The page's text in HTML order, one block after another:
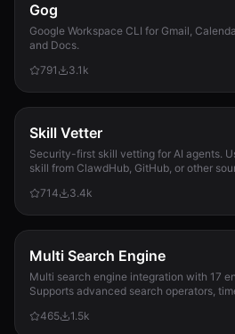
Gog
Google Workspace CLI for Gmail,
and Docs.
791
3.1k
Skill Vetter
Security-first skill vetting for AI agents.
skill from ClawdHub, GitHub, or other
714
3.4k
Multi Search Engine
Multi search engine integration with 17
Supports advanced search operators,
required.
465 1.5k